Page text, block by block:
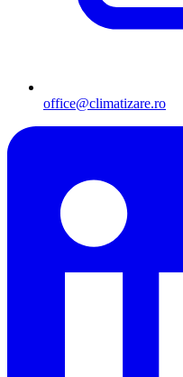
office@climatizare.ro